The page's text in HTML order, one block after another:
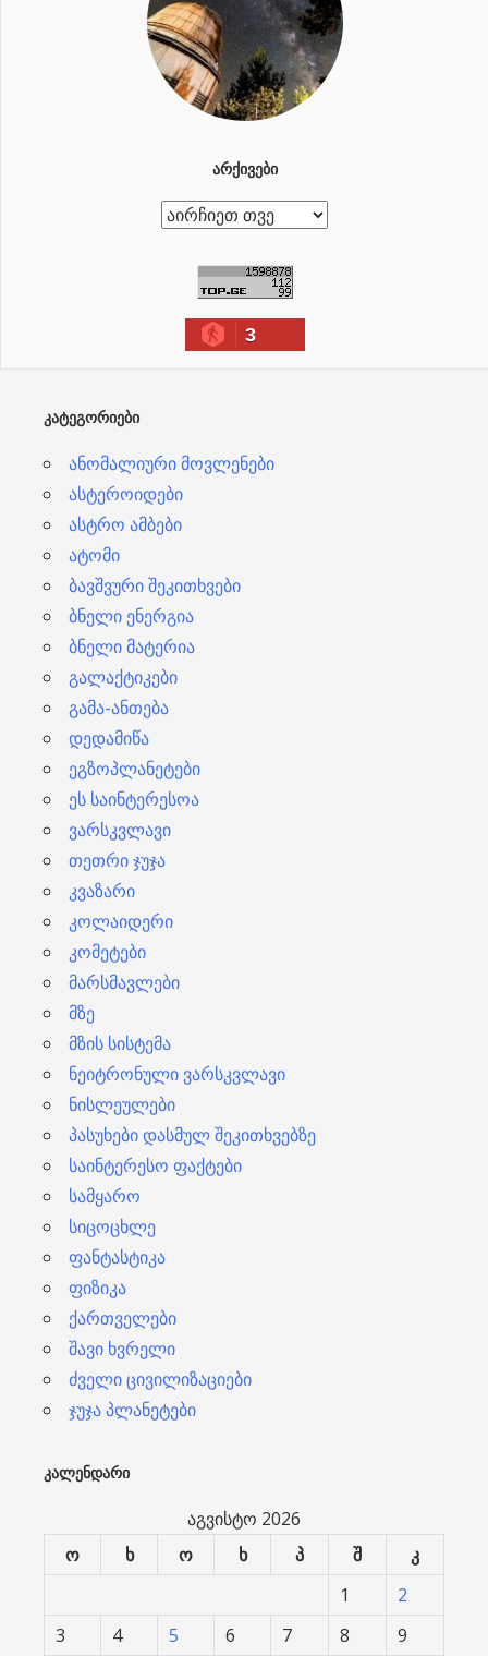
ᲐᲠᲥᲘᲕᲔᲑᲘ
ა
3
ᲙᲐᲢᲔᲒᲝᲠᲘᲔᲑᲘ
ანომალიური მოვლენები
ასტეროიდები
ასტრო ამბები
ატომი
ბავშვური შეკითხვები
ბნელი ენერგია
ბნელი მატერია
გალაქტიკები
გამა-ანთება
დედამიწა
ეგზოპლანეტები
ეს საინტერესოა
ვარსკვლავი
თეთრი ჯუჯა
კვაზარი
კოლაიდერი
კომეტები
მარსმავლები
მზე
მზის სისტემა
ნეიტრონული ვარსკვლავი
ნისლეულები
პასუხები დასმულ შეკითხვებზე
საინტერესო ფაქტები
სამყარო
სიცოცხლე
ფანტასტიკა
ფიზიკა
ქართველები
შავი ხვრელი
ძველი ცივილიზაციები
ჯუჯა პლანეტები
ᲙᲐᲚᲔᲜᲓᲐᲠᲘ
აგვისტო 2026
ო
ხ ო ხ პ შ
კ
1
2
3
4 5 6 7 8 9